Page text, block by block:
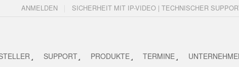
SICHERHEIT MIT IP-VIDEO | TECHNISCHER
ANMELDEN
SUPPORT PRODUKTE TERMINE